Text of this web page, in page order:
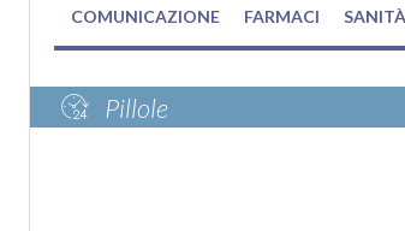
COMUNICAZIONE FARMACI
Pillole